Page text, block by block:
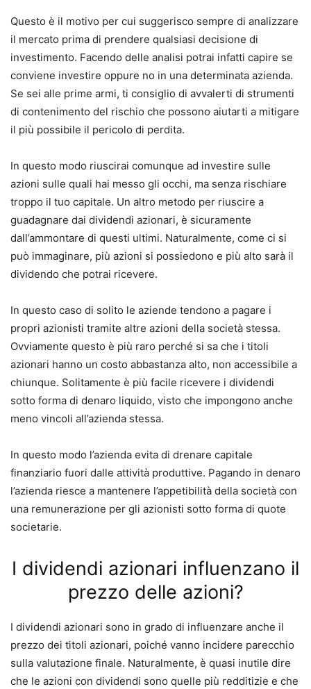
Questo è il motivo per cui suggerisco sempre di analizzare
il mercato prima di prendere qualsiasi decisione di
investimento. Facendo delle analisi potrai infatti capire se
conviene investire oppure no in una determinata azienda.
Se sei alle prime armi, ti consiglio di avvalerti di strumenti
di contenimento del rischio che possono aiutarti a mitigare
il più possibile il pericolo di perdita.
In questo modo riuscirai comunque ad investire sulle
azioni sulle quali hai messo gli occhi, ma senza rischiare
troppo il tuo capitale. Un altro metodo per riuscire a
guadagnare dai dividendi azionari, è sicuramente
dall’ammontare di questi ultimi. Naturalmente, come ci si
può immaginare, più azioni si possiedono e più alto sarà il
dividendo che potrai ricevere.
In questo caso di solito le aziende tendono a pagare i
propri azionisti tramite altre azioni della società stessa.
Ovviamente questo è più raro perché si sa che i titoli
azionari hanno un costo abbastanza alto, non accessibile a
chiunque. Solitamente è più facile ricevere i dividendi
sotto forma di denaro liquido, visto che impongono anche
meno vincoli all’azienda stessa.
In questo modo l’azienda evita di drenare capitale
finanziario fuori dalle attività produttive. Pagando in denaro
l’azienda riesce a mantenere l’appetibilità della società con
una remunerazione per gli azionisti sotto forma di quote
societarie.
I dividendi azionari influenzano il
prezzo delle azioni?
I dividendi azionari sono in grado di influenzare anche il
prezzo dei titoli azionari, poiché vanno incidere parecchio
sulla valutazione finale. Naturalmente, è quasi inutile dire
che le azioni con dividendi sono quelle più redditizie e che